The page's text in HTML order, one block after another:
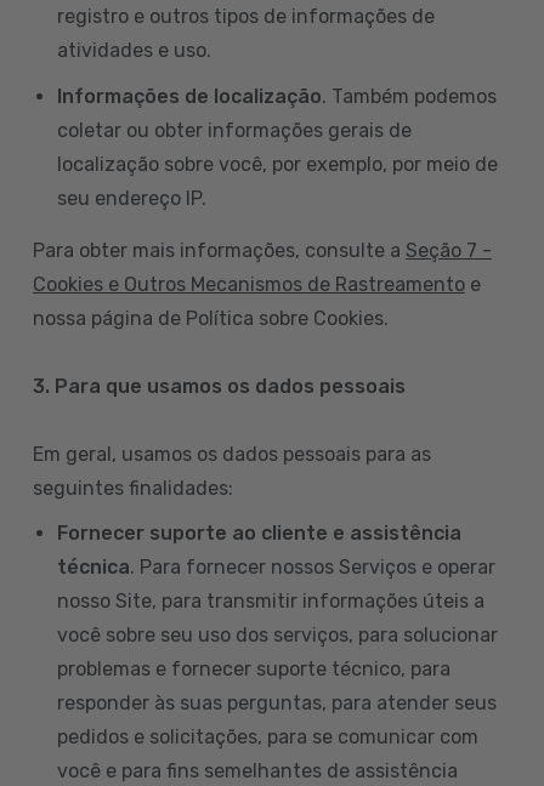
registro e outros tipos de informações de
atividades e uso.
Informações de localização. Também podemos
coletar ou obter informações gerais de
localização sobre você, por exemplo, por meio de
seu endereço IP.
Para obter mais informações, consulte a Seção 7 -
Cookies e Outros Mecanismos de Rastreamento e
nossa página de Política sobre Cookies.
3. Para que usamos os dados pessoais
Em geral, usamos os dados pessoais para as
seguintes finalidades:
Fornecer suporte ao cliente e assistência
técnica. Para fornecer nossos Serviços e operar
nosso Site, para transmitir informações úteis a
você sobre seu uso dos serviços, para solucionar
problemas e fornecer suporte técnico, para
responder às suas perguntas, para atender seus
pedidos e solicitações, para se comunicar com
você e para fins semelhantes de assistência